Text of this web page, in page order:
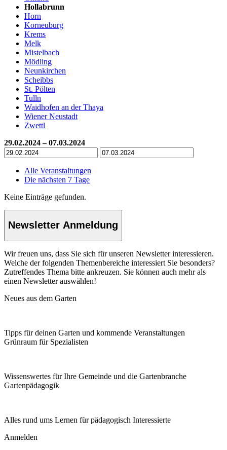
Hollabrunn
Horn
Korneuburg
Krems
Melk
Mistelbach
Mödling
Neunkirchen
Scheibbs
St. Pölten
Tulln
Waidhofen an der Thaya
Wiener Neustadt
Zwettl
29.02.2024 – 07.03.2024
Alle Veranstaltungen
Die nächsten 7 Tage
Keine Einträge gefunden.
Newsletter Anmeldung
Wir freuen uns, dass Sie sich für unseren Newsletter interessieren.
Welche der folgenden Themenbereiche interessiert Sie besonders?
Zutreffendes Thema bitte ankreuzen. Sie können auch mehr als
einen Newsletter auswählen!
Neues aus dem Garten
Tipps für deinen Garten und kommende Veranstaltungen
Grünraum für Spezialisten
Wissenswertes für Ihre Gemeinde und die Gartenbranche
Garten­pädagogik
Alles rund ums Lernen für pädagogisch Interessierte
Anmelden